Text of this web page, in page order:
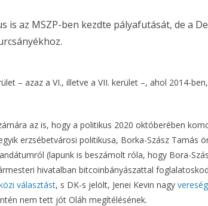
is az MSZP-ben kezdte pályafutását, de a
– azaz a VI., illetve a VII. kerület –, ahol 2014-
az is, hogy a politikus 2020 októberében
erzsébetvárosi politikusa, Borka-Szász Tamás
(lapunk is beszámolt róla, hogy Bora-
hivatalban bitcoinbányászattal
választást, s DK-s jelölt, Jenei Kevin nagy
nem tett jót Oláh megítélésének.